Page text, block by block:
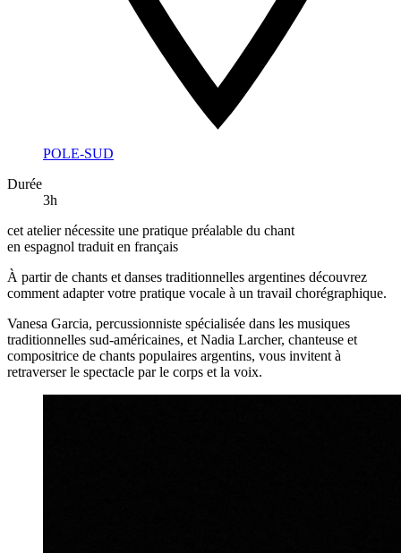
POLE-SUD
Durée
3h
cet atelier nécessite une pratique préalable du chant
en espagnol traduit en français
À partir de chants et danses traditionnelles argentines découvrez
comment adapter votre pratique vocale à un travail chorégraphique.
Vanesa Garcia, percussionniste spécialisée dans les musiques
traditionnelles sud-américaines, et Nadia Larcher, chanteuse et
compositrice de chants populaires argentins, vous invitent à
retraverser le spectacle par le corps et la voix.